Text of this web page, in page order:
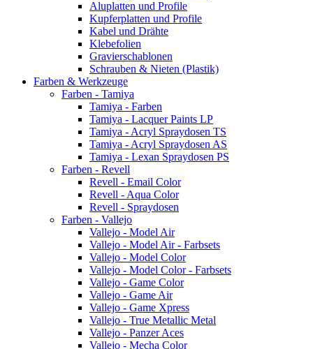
Aluplatten und Profile
Kupferplatten und Profile
Kabel und Drähte
Klebefolien
Gravierschablonen
Schrauben & Nieten (Plastik)
Farben & Werkzeuge
Farben - Tamiya
Tamiya - Farben
Tamiya - Lacquer Paints LP
Tamiya - Acryl Spraydosen TS
Tamiya - Acryl Spraydosen AS
Tamiya - Lexan Spraydosen PS
Farben - Revell
Revell - Email Color
Revell - Aqua Color
Revell - Spraydosen
Farben - Vallejo
Vallejo - Model Air
Vallejo - Model Air - Farbsets
Vallejo - Model Color
Vallejo - Model Color - Farbsets
Vallejo - Game Color
Vallejo - Game Air
Vallejo - Game Xpress
Vallejo - True Metallic Metal
Vallejo - Panzer Aces
Vallejo - Mecha Color